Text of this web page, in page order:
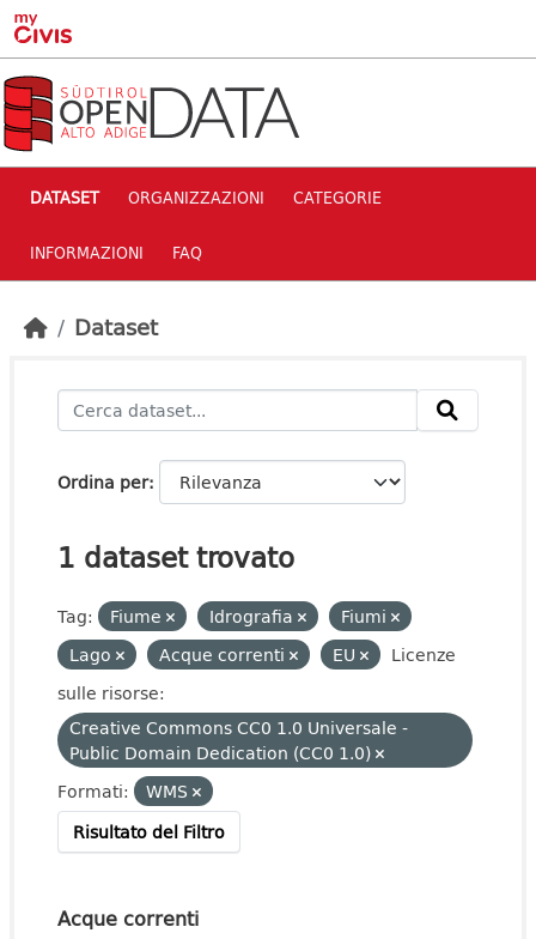
Skip to main content
DATASET ORGANIZZAZIONI CATEGORIE
INFORMAZIONI FAQ
Dataset
Ordina per
1 dataset trovato
Tag: Fiume Idrografia
Fiumi
Lago
Acque correnti EU
Licenze
sulle risorse:
Creative Commons CC0 1.0 Universale -
Public Domain Dedication (CC0 1.0)
Formati:
WMS
Risultato del Filtro
Acque correnti